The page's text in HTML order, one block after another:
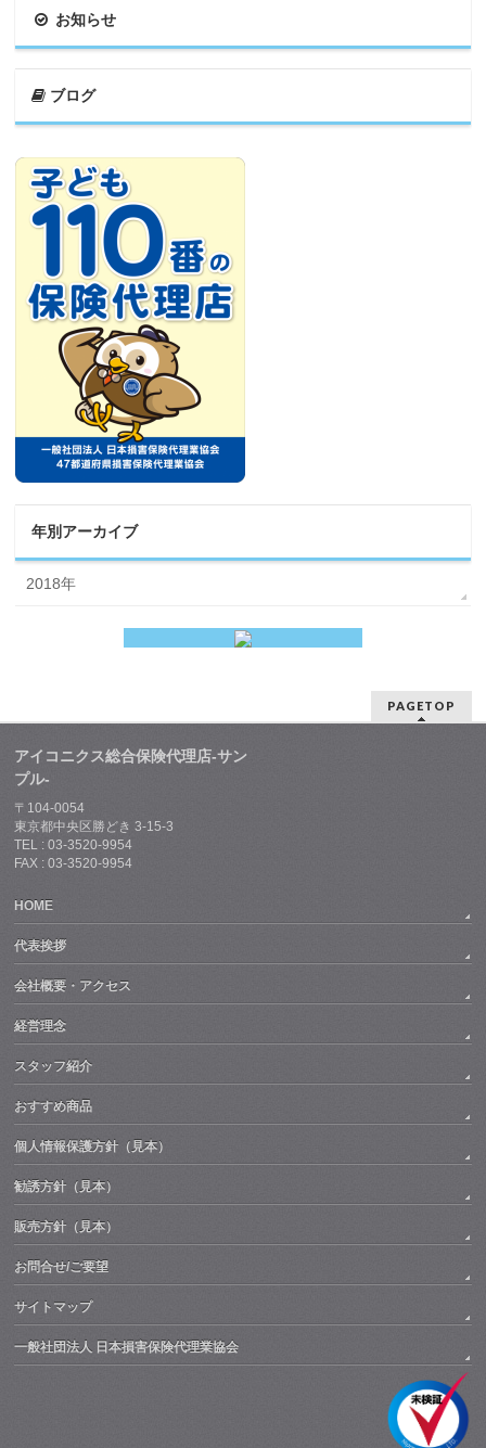
お知らせ
ブログ
年別アーカイブ
2018年
PAGETOP
アイコニクス総合保険代理店-サン
プル-
〒104-0054
東京都中央区勝どき 3-15-3
TEL : 03-3520-9954
FAX : 03-3520-9954
HOME
代表挨拶
会社概要・アクセス
経営理念
スタッフ紹介
おすすめ商品
個人情報保護方針（見本）
勧誘方針（見本）
販売方針（見本）
お問合せ/ご要望
サイトマップ
一般社団法人 日本損害保険代理業協会